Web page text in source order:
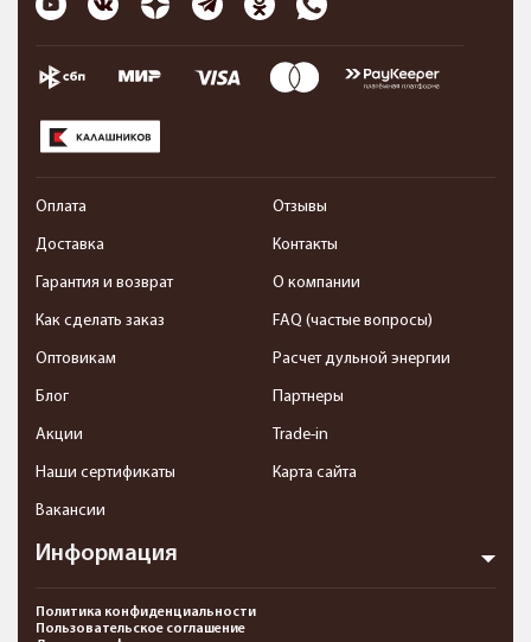
Информация
Оплата
Доставка
Гарантия и возврат
Как сделать заказ
Оптовикам
Блог
Акции
Наши сертификаты
Вакансии
Отзывы
Контакты
О компании
FAQ (частые вопросы)
Расчет дульной энергии
Партнеры
Trade-in
Карта сайта
Политика конфиденциальности
Пользовательское соглашение